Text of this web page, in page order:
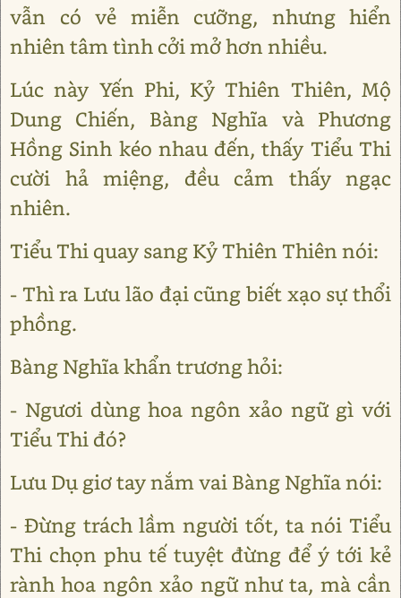
vẫn có vẻ miễn cưỡng, nhưng hiển
nhiên tâm tình cởi mở hơn nhiều.
Lúc này Yến Phi, Kỷ Thiên Thiên, Mộ
Dung Chiến, Bàng Nghĩa và Phương
Hồng Sinh kéo nhau đến, thấy Tiểu Thi
cười hả miệng, đều cảm thấy ngạc
nhiên.
Tiểu Thi quay sang Kỷ Thiên Thiên nói:
- Thì ra Lưu lão đại cũng biết xạo sự thổi
phồng.
Bàng Nghĩa khẩn trương hỏi:
- Ngươi dùng hoa ngôn xảo ngữ gì với
Tiểu Thi đó?
Lưu Dụ giơ tay nắm vai Bàng Nghĩa nói:
- Đừng trách lầm người tốt, ta nói Tiểu
Thi chọn phu tế tuyệt đừng để ý tới kẻ
rành hoa ngôn xảo ngữ như ta, mà cần